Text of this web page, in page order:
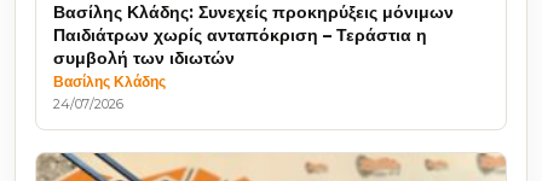
Βασίλης Κλάδης: Συνεχείς προκηρύξεις μόνιμων
Παιδιάτρων χωρίς ανταπόκριση – Τεράστια η
συμβολή των ιδιωτών
Βασίλης Κλάδης
24/07/2026